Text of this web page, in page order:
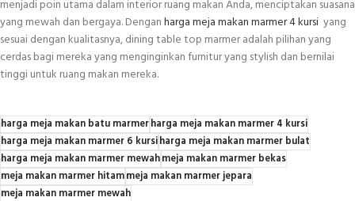
menjadi poin utama dalam interior ruang makan Anda, menciptakan suasana
yang mewah dan bergaya. Denganharga meja makan marmer 4 kursi yang
sesuai dengan kualitasnya, dining table top marmer adalah pilihan yang
cerdas bagi mereka yang menginginkan furnitur yang stylish dan bernilai
tinggi untuk ruang makan mereka.
harga meja makan batu marmerharga meja makan marmer 4 kursi
harga meja makan marmer 6 kursiharga meja makan marmer bulat
harga meja makan marmer mewahmeja makan marmer bekas
meja makan marmer hitammeja makan marmer jepara
meja makan marmer mewah